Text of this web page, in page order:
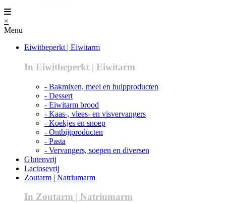
×
Menu
Eiwitbeperkt | Eiwitarm
In Eiwitbeperkt | Eiwitarm
- Bakmixen, meel en hulpproducten
- Dessert
- Eiwitarm brood
- Kaas-, vlees- en visvervangers
- Koekjes en snoep
- Ontbijtproducten
- Pasta
- Vervangers, soepen en diversen
Glutenvrij
Lactosevrij
Zoutarm | Natriumarm
In Zoutarm | Natriumarm